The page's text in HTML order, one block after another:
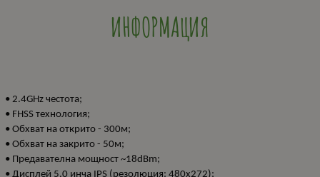
ИНФОРМАЦИЯ
• 2.4GHz честота;
• FHSS технология;
• Обхват на открито - 300м;
• Обхват на закрито - 50м;
• Предавателна мощност ~18dBm;
• Дисплей 5.0 инча IPS (резолюция: 480x272);